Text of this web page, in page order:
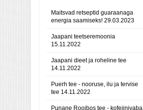
Maitsvad retseptid guaraanaga
energia saamiseks! 29.03.2023
Jaapani teetseremoonia
15.11.2022
Jaapani dieet ja roheline tee
14.11.2022
Puerh tee - nooruse, ilu ja tervise
tee 14.11.2022
Punane Rooibos tee - kofeiinivaba